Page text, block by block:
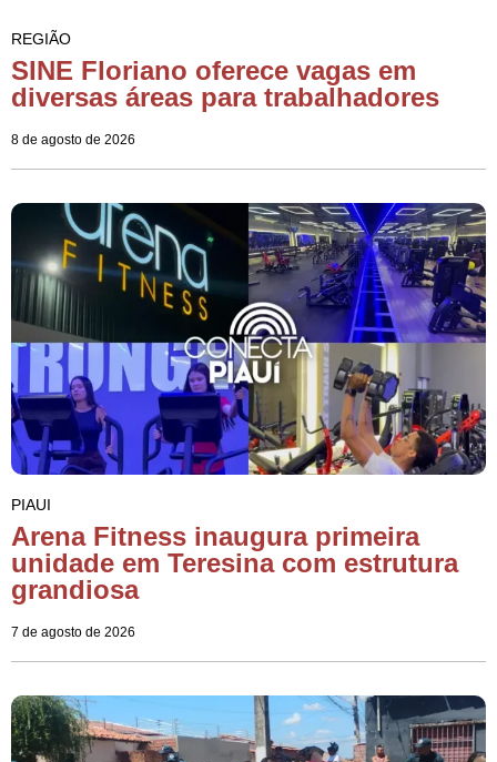
REGIÃO
SINE Floriano oferece vagas em
diversas áreas para trabalhadores
8 de agosto de 2026
PIAUI
Arena Fitness inaugura primeira
unidade em Teresina com estrutura
grandiosa
7 de agosto de 2026